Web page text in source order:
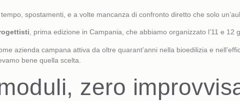
spostamenti, e a volte mancanza di confronto diretto che solo
, prima edizione in Campania, che abbiamo organizzato l’11 e
azienda campana attiva da oltre quarant’anni nella bioedilizia e
bene quella scelta.
zero